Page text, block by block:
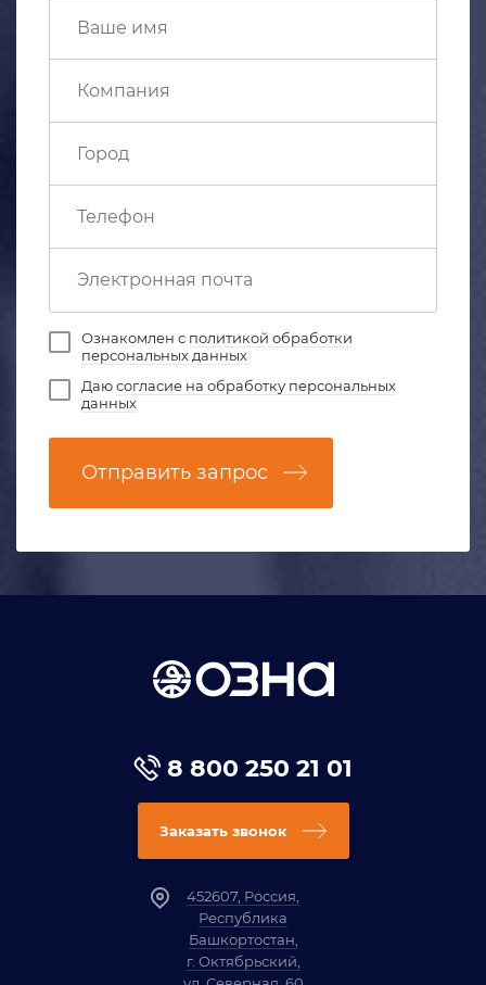
Ознакомлен с политикой обработки
персональных данных
Даюсогласие на обработку персональных
данных
Отправить запрос
8 800 250 21 01
Заказать звонок
452607, Россия,
Республика
Башкортостан,
г. Октябрьский,